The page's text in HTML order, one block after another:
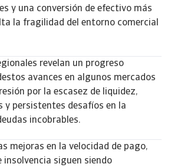
y una conversión de efectivo más
la fragilidad del entorno comercial
revelan un progreso
avances en algunos mercados
por la escasez de liquidez,
y persistentes desafíos en la
incobrables.
mejoras en la velocidad de pago,
insolvencia siguen siendo